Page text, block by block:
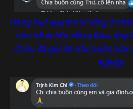
Hàng loạt người nổi tiếng ở
như Minh Nhí, Hồng Đào, Quý
Châu đã gửi lời chia buồn sâu
nghiệp